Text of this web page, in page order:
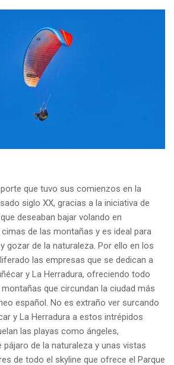
que tuvo sus comienzos en la
siglo XX, gracias a la iniciativa de
deseaban bajar volando en
de las montañas y es ideal para
gozar de la naturaleza. Por ello en los
las empresas que se dedican a
y La Herradura, ofreciendo todo
que circundan la ciudad más
español. No es extraño ver surcando
y La Herradura a estos intrépidos
las playas como ángeles,
de la naturaleza y unas vistas
de todo el skyline que ofrece el Parque